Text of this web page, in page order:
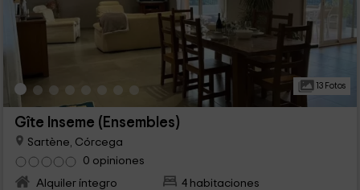
13 Fotos
Gîte Inseme (Ensembles)
Sartène, Córcega
0 opiniones
Alquiler íntegro
4 habitaciones